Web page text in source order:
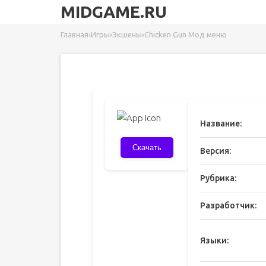
MIDGAME.RU
Главная›Игры›Экшены›Chicken Gun Мод меню
Скачать
Название:
Версия:
Рубрика:
Разработчик:
Языки: